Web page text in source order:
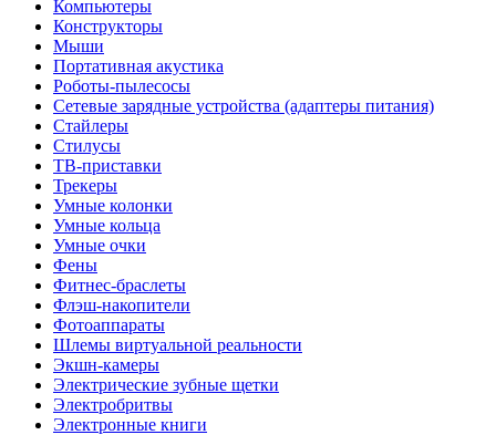
Компьютеры
Конструкторы
Мыши
Портативная акустика
Роботы-пылесосы
Сетевые зарядные устройства (адаптеры питания)
Стайлеры
Стилусы
ТВ-приставки
Трекеры
Умные колонки
Умные кольца
Умные очки
Фены
Фитнес-браслеты
Флэш-накопители
Фотоаппараты
Шлемы виртуальной реальности
Экшн-камеры
Электрические зубные щетки
Электробритвы
Электронные книги